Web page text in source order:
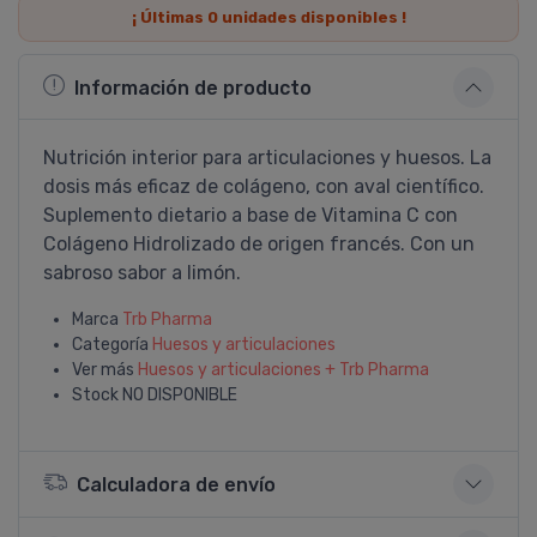
¡ Últimas 0unidades disponibles !
Información de producto
Nutrición interior para articulaciones y huesos. La
dosis más eficaz de colágeno, con aval cientí­fico.
Suplemento dietario a base de Vitamina C con
Colágeno Hidrolizado de origen francés. Con un
sabroso sabor a limón.
Marca Trb Pharma
Categoría Huesos y articulaciones
Ver más Huesos y articulaciones + Trb Pharma
Stock NO DISPONIBLE
Calculadora de envío